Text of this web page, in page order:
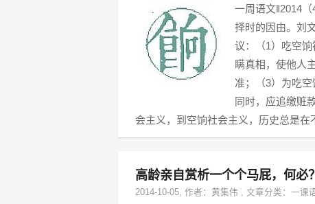
一周语文‖2014
择时的因由。刘
议：（1）吃空
瞒真相，使他人
准；（3）为吃
同时，应追缴赃
会主义，到空饷社会主义，历史总是在
高龄亲自赏析一个个马屁，何必？
2014-10-05, 作者： 黄集伟 , 文章分类： 一课